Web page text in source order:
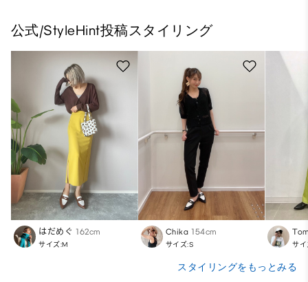
公式/StyleHint投稿スタイリング
はだめぐ 162cm
サイズ:M
Chika 154cm
サイズ:S サイ
スタイリングをもっとみる